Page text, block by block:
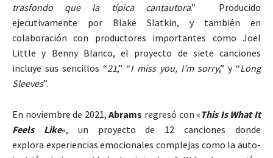
trasfondo que la típica cantautora.” Producido
ejecutivamente por Blake Slatkin, y también en
colaboración con productores importantes como Joel
Little y Benny Blanco, el proyecto de siete canciones
incluye sus sencillos “21,” “I miss you, I’m sorry,” y “Long
Sleeves”.
En noviembre de 2021,Abrams regresó con «This Is What It
Feels Like«, un proyecto de 12 canciones donde
explora experiencias emocionales complejas como la auto-